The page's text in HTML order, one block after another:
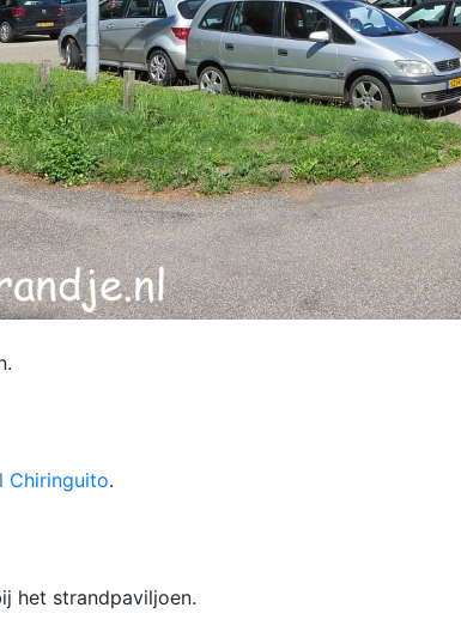
Chiringuito.
het strandpaviljoen.